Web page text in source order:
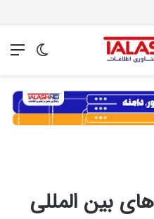
تغییر
بین المللی